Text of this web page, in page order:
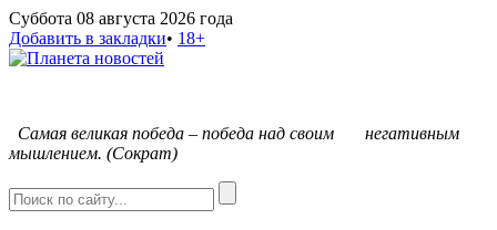
Суббота 08 августа 2026 года
Добавить в закладки• 18+
Самая великая победа – победа над своим негативным
мышлением. (Сократ)